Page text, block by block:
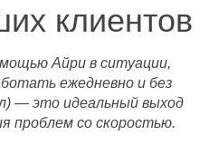
клиентов
Айри в ситуации,
ежедневно и без
— это идеальный выход
проблем со скоростью.